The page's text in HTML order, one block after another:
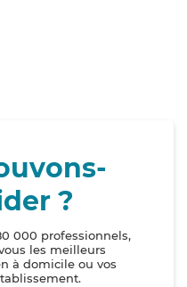
?
000 professionnels,
les meilleurs
à domicile ou vos